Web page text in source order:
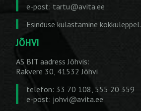
e-post: tartu@avita.ee
Esinduse külastamine kokkuleppel.
JÕHVI
AS BIT aadress Jõhvis:
Rakvere 30, 41532 Jõhvi
telefon: 33 70 108, 555 20 359
e-post: johvi@avita.ee